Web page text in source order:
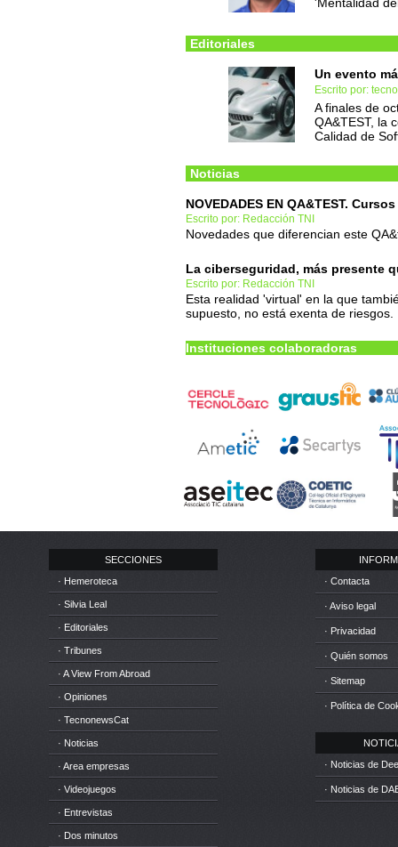
Editoriales
Un evento
Escrito por:
A finales de
QA&TEST, la
Calidad de
Noticias
NOVEDADES EN QA&TEST.
Escrito por: Redacción TNI
Novedades que diferencian este
La ciberseguridad, más presente
Escrito por: Redacción TNI
Esta realidad 'virtual' en la que
supuesto, no está exenta de riesgos.
Instituciones colaboradoras
SECCIONES
· Hemeroteca
· Silvia Leal
· Editoriales
· Tribunes
· A View From Abroad
· Opiniones
· TecnonewsCat
· Noticias
· Area empresas
· Videojuegos
· Entrevistas
· Dos minutos
· Contacta
· Aviso legal
· Privacidad
· Quién somos
· Sitemap
· Política de
· Noticias de
· Noticias de